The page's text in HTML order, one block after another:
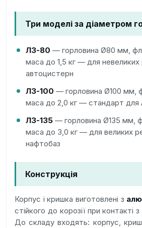
Три моделі за діаметром
ЛЗ-80 — горловина Ø80 мм,
маса до 1,5 кг — для невеликих
автоцистерн
ЛЗ-100 — горловина Ø100 мм,
маса до 2,0 кг — стандарт для
ЛЗ-135 — горловина Ø135 мм,
маса до 3,0 кг — для великих
нафтобаз
Конструкція
Корпус і кришка виготовлені з
стійкого до корозії при контакті
До складу входять: корпус,